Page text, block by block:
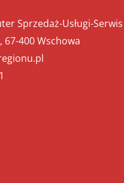
Sprzedaż-Usługi-Serwis
67-400 Wschowa